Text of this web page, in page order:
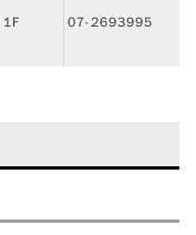
07-2693995